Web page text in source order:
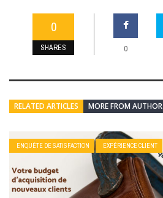
0
SHARES 0
RELATED ARTICLES MORE FROM AUTHOR
ENQUÊTE DE SATISFACTION EXPÉRIENCE CLIENT